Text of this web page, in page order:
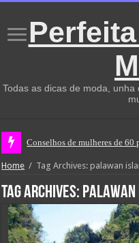
Todas as dicas de moda,
Conselhos de mulheres de 60
Home / Tag Archives: palawan
Tag Archives: